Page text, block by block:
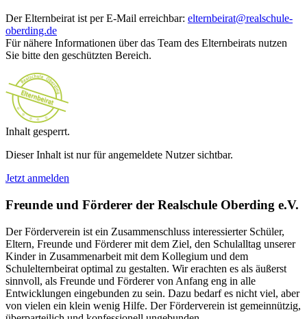
Der Elternbeirat ist per E-Mail erreichbar: elternbeirat@realschule-
oberding.de
Für nähere Informationen über das Team des Elternbeirats nutzen
Sie bitte den geschützten Bereich.
Inhalt gesperrt.
Dieser Inhalt ist nur für angemeldete Nutzer sichtbar.
Jetzt anmelden
Freunde und Förderer der Realschule Oberding e.V.
Der Förderverein ist ein Zusammenschluss interessierter Schüler,
Eltern, Freunde und Förderer mit dem Ziel, den Schulalltag unserer
Kinder in Zusammenarbeit mit dem Kollegium und dem
Schulelternbeirat optimal zu gestalten. Wir erachten es als äußerst
sinnvoll, als Freunde und Förderer von Anfang eng in alle
Entwicklungen eingebunden zu sein. Dazu bedarf es nicht viel, aber
von vielen ein klein wenig Hilfe. Der Förderverein ist gemeinnützig,